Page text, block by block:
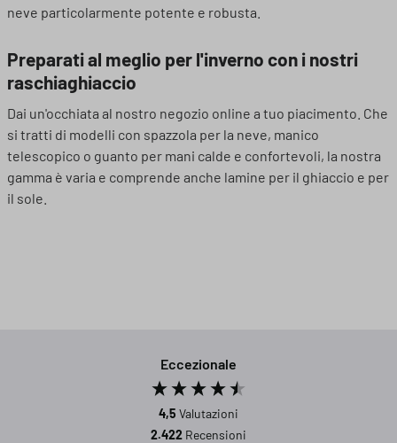
neve particolarmente potente e robusta.
Preparati al meglio per l'inverno con i nostri
raschiaghiaccio
Dai un'occhiata al nostro negozio online a tuo piacimento. Che
si tratti di modelli con spazzola per la neve, manico
telescopico o guanto per mani calde e confortevoli, la nostra
gamma è varia e comprende anche lamine per il ghiaccio e per
il sole.
Eccezionale
4,5 Valutazioni
2.422 Recensioni